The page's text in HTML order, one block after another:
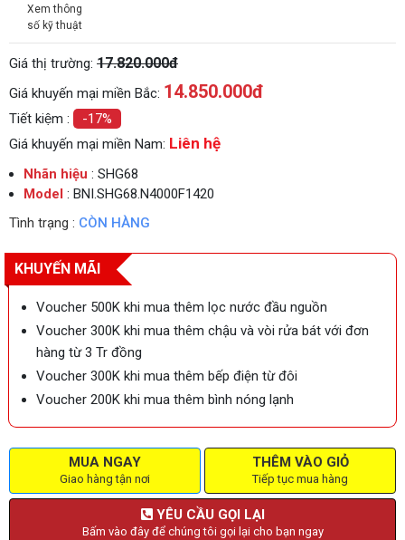
Xem thông
số kỹ thuật
Giá thị trường: 17.820.000đ
Giá khuyến mại miền Bắc: 14.850.000đ
Tiết kiệm :
-17%
Giá khuyến mại miền Nam: Liên hệ
Nhãn hiệu : SHG68
Model : BNI.SHG68.N4000F1420
Tình trạng : CÒN HÀNG
KHUYẾN MÃI
Voucher 500K khi mua thêm lọc nước đầu nguồn
Voucher 300K khi mua thêm chậu và vòi rửa bát với đơn
hàng từ 3 Tr đồng
Voucher 300K khi mua thêm bếp điện từ đôi
Voucher 200K khi mua thêm bình nóng lạnh
MUA NGAY
Giao hàng tận nơi
THÊM VÀO GIỎ
Tiếp tục mua hàng
YÊU CẦU GỌI LẠI
Bấm vào đây để chúng tôi gọi lại cho bạn ngay